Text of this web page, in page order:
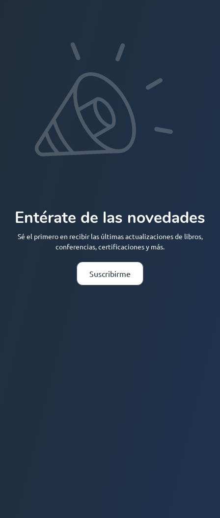
Entérate de las novedades
Sé el primero en recibir las últimas actualizaciones de libros,
conferencias, certificaciones y más.
Suscribirme